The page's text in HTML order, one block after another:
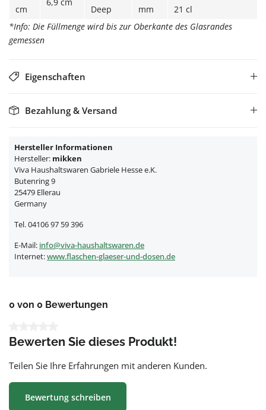
cm
Deep
mm
21 cl
*Info: Die Füllmenge wird bis zur Oberkante des Glasrandes
gemessen
Eigenschaften
Bezahlung & Versand
Hersteller Informationen
Hersteller: mikken
Viva Haushaltswaren Gabriele Hesse e.K.
Butenring 9
25479 Ellerau
Germany
Tel. 04106 97 59 396
E-Mail: info@viva-haushaltswaren.de
Internet:www.flaschen-glaeser-und-dosen.de
0 von 0 Bewertungen
Bewerten Sie dieses Produkt!
Teilen Sie Ihre Erfahrungen mit anderen Kunden.
Bewertung schreiben